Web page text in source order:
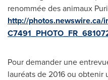
renommée des animaux
http://
Pour demander une
lauréats de 2016 ou